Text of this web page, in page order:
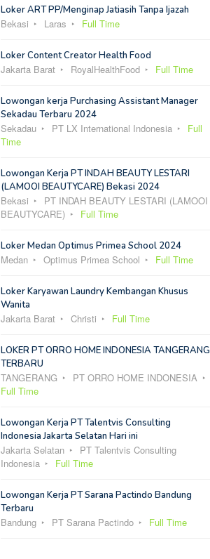
Loker ART PP/Menginap Jatiasih Tanpa Ijazah
Bekasi Laras Full Time
Loker Content Creator Health Food
Jakarta Barat RoyalHealthFood Full Time
Lowongan kerja Purchasing Assistant Manager
Sekadau Terbaru 2024
Sekadau PT LX International Indonesia
Full
Time
Lowongan Kerja PT INDAH BEAUTY LESTARI
(LAMOOI BEAUTYCARE) Bekasi 2024
Bekasi
PT INDAH BEAUTY LESTARI (LAMOOI
BEAUTYCARE)
Full Time
Loker Medan Optimus Primea School 2024
Medan Optimus Primea School Full Time
Loker Karyawan Laundry Kembangan Khusus
Wanita
Jakarta Barat Christi Full Time
LOKER PT ORRO HOME INDONESIA TANGERANG
TERBARU
TANGERANG
PT ORRO HOME INDONESIA
Full Time
Lowongan Kerja PT Talentvis Consulting
Indonesia Jakarta Selatan Hari ini
Jakarta Selatan
PT Talentvis Consulting
Indonesia
Full Time
Lowongan Kerja PT Sarana Pactindo Bandung
Terbaru
Bandung PT Sarana Pactindo Full Time